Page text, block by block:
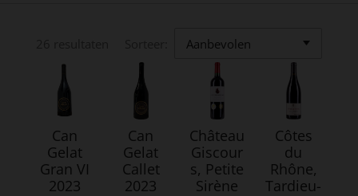
Can
Gelat
Gran VI
2023
Can
Gelat
Callet
2023
Château
Giscour
s, Petite
Sirène
Côtes
du
Rhône,
Tardieu-